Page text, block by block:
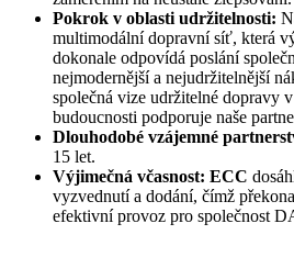
Pokrok v oblasti udržitelnosti:
multimodální dopravní síť, která
dokonale odpovídá poslání
nejmodernější a nejudržitelnější
společná vize udržitelné dopravy
budoucnosti podporuje naše
Dlouhodobé vzájemné
15 let.
Výjimečná včasnost: ECC
vyzvednutí a dodání, čímž
efektivní provoz pro společnost